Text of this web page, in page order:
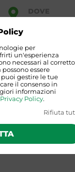
per
un'esperienza
necessari al corretto
essere
gestire le tue
il consenso in
informazioni
Privacy Policy.
Rifiuta
DOVE
Ritrovo h.